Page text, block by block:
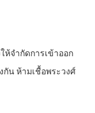
ห้จำกัดการเข้าออก
กัน ห้ามเชื้อพระวงศ์